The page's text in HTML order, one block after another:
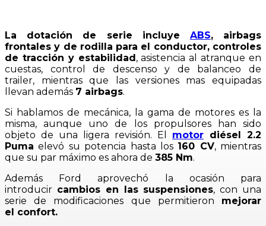
La dotación de serie incluye ABS, airbags
frontales y de rodilla para el conductor, controles
de tracción y estabilidad, asistencia al atranque en
cuestas, control de descenso y de balanceo de
trailer, mientras que las versiones mas equipadas
llevan además 7 airbags.
Si hablamos de mecánica, la gama de motores es la
misma, aunque uno de los propulsores han sido
objeto de una ligera revisión. El motor diésel 2.2
Puma elevó su potencia hasta los 160 CV, mientras
que su par máximo es ahora de 385 Nm.
Además Ford aprovechó la ocasión para
introducir cambios en las suspensiones, con una
serie de modificaciones que permitieron mejorar
el confort.